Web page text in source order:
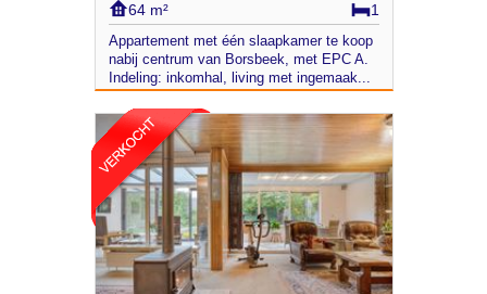
64 m² 1
Appartement met één slaapkamer te koop
nabij centrum van Borsbeek, met EPC A.
Indeling: inkomhal, living met ingemaak...